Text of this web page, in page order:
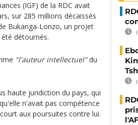
(IGF) de la RDC avait
sur 285 millions décaissés
Bukanga-Lonzo, un projet
détournés.
"l'auteur intellectuel"du
haute juridiction du pays, qui
n'avait pas compétence
aux poursuites contre lui.